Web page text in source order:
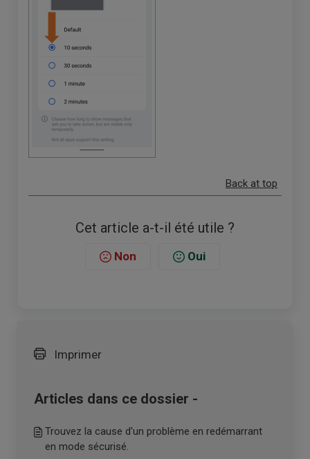
Back at top
Cet article a-t-il été utile ?
Non Oui
Imprimer
Articles dans ce dossier -
Trouvez la cause d'un problème en redémarrant
en mode sécurisé.